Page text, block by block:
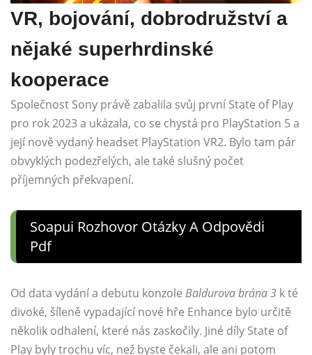
VR, bojování, dobrodružství a
nějaké superhrdinské
kooperace
Společnost Sony právě zabalila svůj první State of Play
pro rok 2023 a ukázala, co se chystá pro PlayStation 5 a
její nově vydaný headset PlayStation VR2. Bylo tam pár
obvyklých podezřelých, ale také slušný počet
příjemných překvapení.
Soapui Rozhovor Otázky A Odpovědi
Pdf
Od data vydání a debutu konzole Baldurova brána 3 k té
divoké, šíleně vypadající nové hře Enhance bylo určitě
několik odhalení, které nás zaskočily. Jiné díly State of
Play byly trochu víc, než byste čekali, ale ani potom